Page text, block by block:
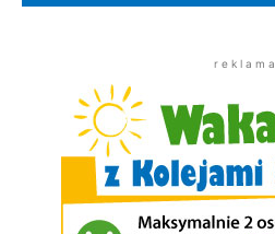
r e k l a m a